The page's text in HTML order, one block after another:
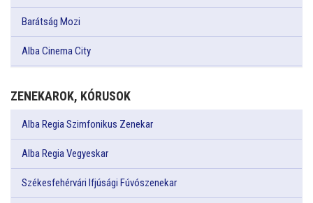
Barátság Mozi
Alba Cinema City
ZENEKAROK, KÓRUSOK
Alba Regia Szimfonikus Zenekar
Alba Regia Vegyeskar
Székesfehérvári Ifjúsági Fúvószenekar